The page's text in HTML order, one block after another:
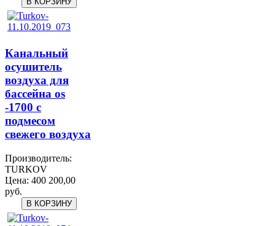
Канальный
осушитель
воздуха для
бассейна os
-1700 с
подмесом
свежего воздуха
Производитель:
TURKOV
Цена: 400 200,00
руб.